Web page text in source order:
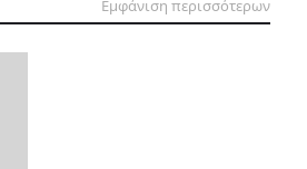
Εμφάνιση περισσότερων